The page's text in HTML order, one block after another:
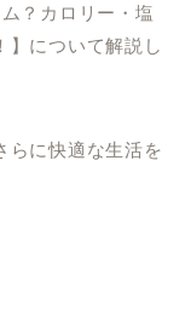
？カロリー・塩
】について解説し
らに快適な生活を